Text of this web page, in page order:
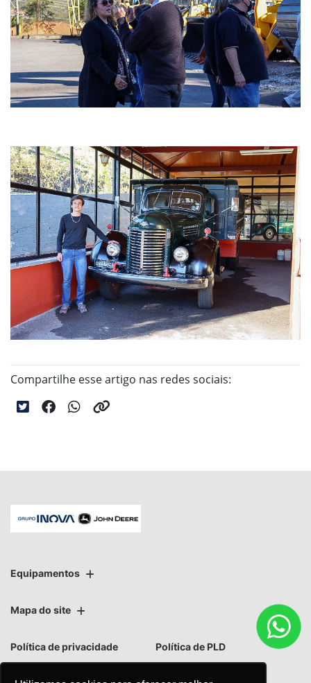
Compartilhe esse artigo nas redes sociais:
Equipamentos
Mapa do site
Política de privacidade Política de PLD